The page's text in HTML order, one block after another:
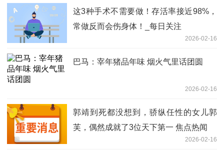
这3种手术不需要做！存活率接近98%，
常做反而会伤身体！_每日关注
2026-02-16
巴马：宰年猪品年味 烟火气里话团圆
2026-02-16
郭靖到死都没想到，骄纵任性的女儿郭
芙，偶然成就了3位天下第一 焦点热闻
2026-02-16